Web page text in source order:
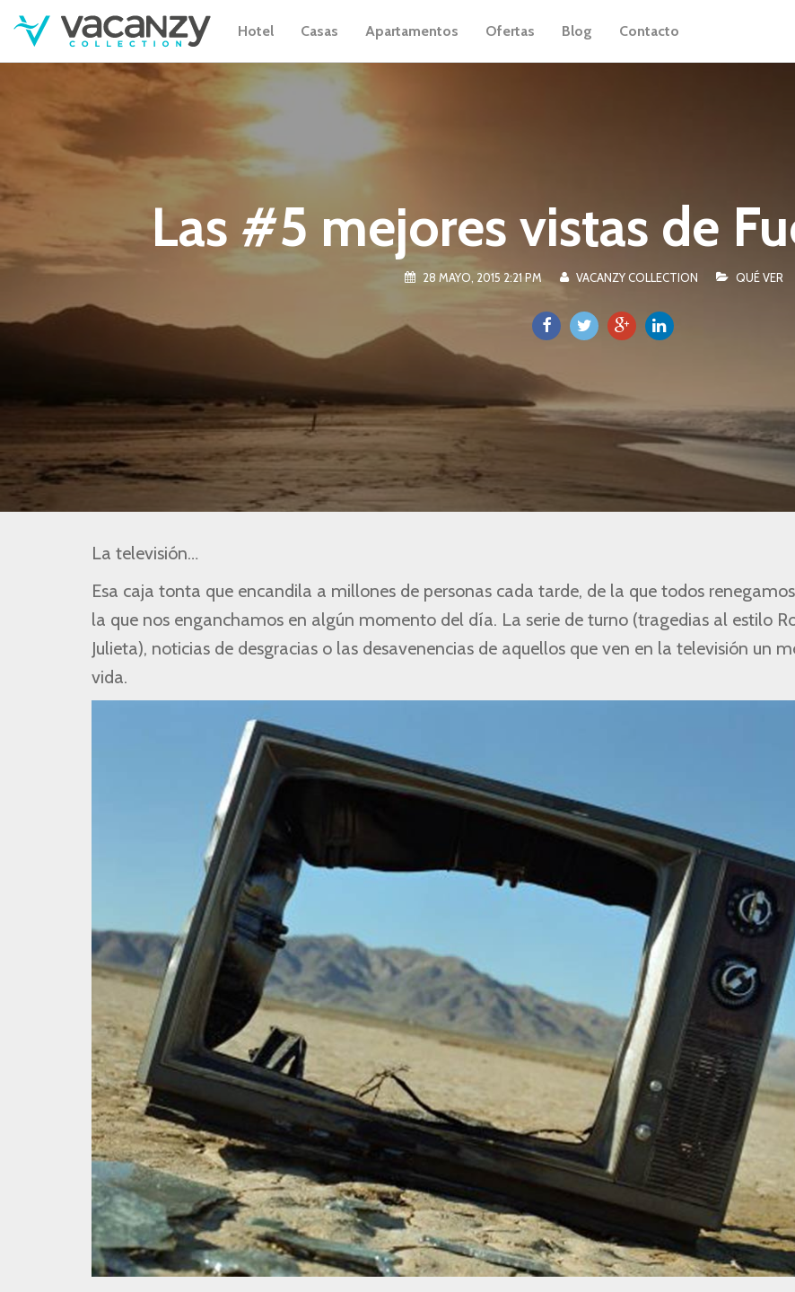
Hotel Casas Apartamentos Ofertas Blog Contacto
Las #5 mejores vistas de
28 MAYO, 2015 2:21 PM VACANZY COLLECTION QUÉ VER
La televisión…
Esa caja tonta que encandila a millones de personas cada tarde, de la que todos
la que nos enganchamos en algún momento del día. La serie de turno (tragedias al estilo
Julieta), noticias de desgracias o las desavenencias de aquellos que ven en la televisión un
vida.